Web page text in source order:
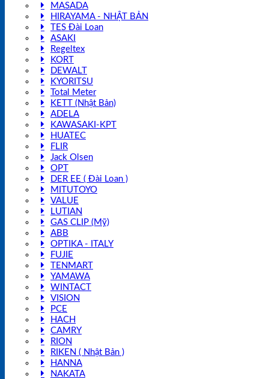
MASADA
HIRAYAMA - NHẬT BẢN
TES Đài Loan
ASAKI
Regeltex
KORT
DEWALT
KYORITSU
Total Meter
KETT (Nhật Bản)
ADELA
KAWASAKI-KPT
HUATEC
FLIR
Jack Olsen
OPT
DER EE ( Đài Loan )
MITUTOYO
VALUE
LUTIAN
GAS CLIP (Mỹ)
ABB
OPTIKA - ITALY
FUJIE
TENMART
YAMAWA
WINTACT
VISION
PCE
HACH
CAMRY
RION
RIKEN ( Nhật Bản )
HANNA
NAKATA